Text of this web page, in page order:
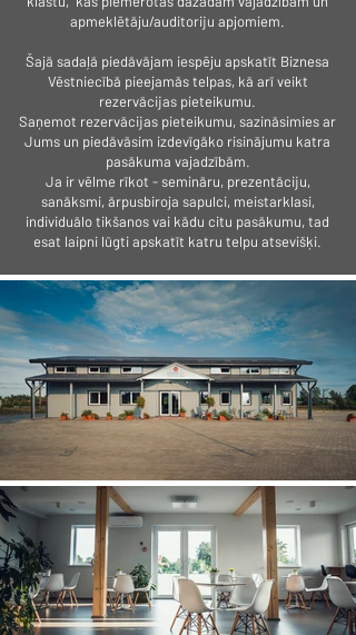
apmeklētāju/auditoriju apjomiem.
Šajā sadaļā piedāvājam iespēju apskatīt Biznesa
Vēstniecībā pieejamās telpas, kā arī veikt
rezervācijas pieteikumu.
Saņemot rezervācijas pieteikumu, sazināsimies ar
Jums un piedāvāsim izdevīgāko risinājumu katra
pasākuma vajadzībām.
Ja ir vēlme rīkot - semināru, prezentāciju,
sanāksmi, ārpusbiroja sapulci, meistarklasi,
individuālo tikšanos vai kādu citu pasākumu, tad
esat laipni lūgti apskatīt katru telpu atsevišķi.